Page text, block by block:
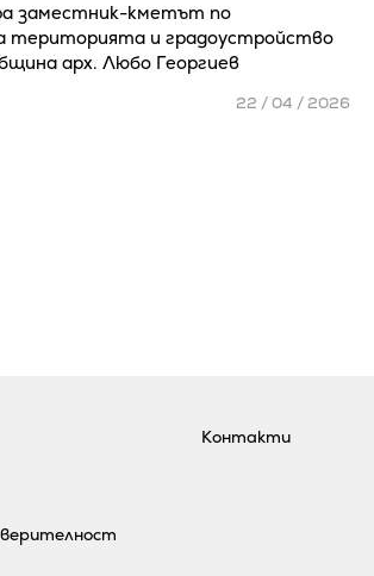
заместник-кметът по
територията и градоустройство
арх. Любо Георгиев
22 / 04 / 2026
Контакти